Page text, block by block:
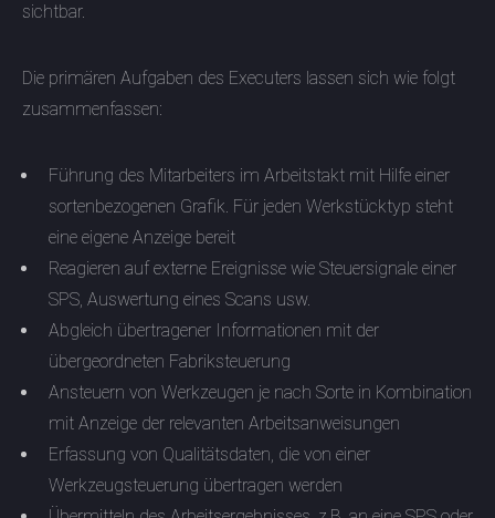
sichtbar.
Die primären Aufgaben des Executers lassen sich wie folgt
zusammenfassen:
Führung des Mitarbeiters im Arbeitstakt mit Hilfe einer
sortenbezogenen Grafik. Für jeden Werkstücktyp steht
eine eigene Anzeige bereit
Reagieren auf externe Ereignisse wie Steuersignale einer
SPS, Auswertung eines Scans usw.
Abgleich übertragener Informationen mit der
übergeordneten Fabriksteuerung
Ansteuern von Werkzeugen je nach Sorte in Kombination
mit Anzeige der relevanten Arbeitsanweisungen
Erfassung von Qualitätsdaten, die von einer
Werkzeugsteuerung übertragen werden